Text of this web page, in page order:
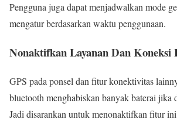
Pengguna juga dapat menjadwalkan mode
mengatur berdasarkan waktu penggunaan.
Nonaktifkan Layanan Dan Koneksi
GPS pada ponsel dan fitur konektivitas
bluetooth menghabiskan banyak baterai jika
Jadi disarankan untuk menonaktifkan fitur